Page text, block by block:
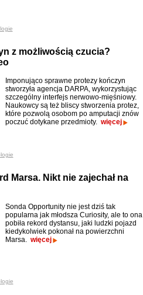
z możliwością czucia?
Imponująco sprawne protezy kończyn
stworzyła agencja DARPA, wykorzystując
szczególny interfejs nerwowo-mięśniowy.
Naukowcy są też bliscy stworzenia protez,
które pozwolą osobom po amputacji znów
poczuć dotykane przedmioty. więcej
Marsa. Nikt nie zajechał na
Sonda Opportunity nie jest dziś tak
popularna jak młodsza Curiosity, ale to ona
pobiła rekord dystansu, jaki ludzki pojazd
kiedykolwiek pokonał na powierzchni
Marsa. więcej